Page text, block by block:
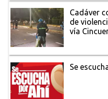
Cadáver
de
vía
Se